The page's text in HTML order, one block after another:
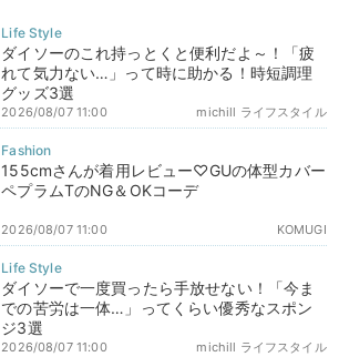
ダイソーのこれ持っとくと便利だよ～！「疲
れて気力ない…」って時に助かる！時短調理
グッズ3選
michill ライフスタイル
2026/08/07 11:00
155cmさんが着用レビュー♡GUの体型カバー
ペプラムTのNG＆OKコーデ
KOMUGI
2026/08/07 11:00
ダイソーで一度買ったら手放せない！「今ま
での苦労は一体…」ってくらい優秀なスポン
ジ3選
michill ライフスタイル
2026/08/07 11:00